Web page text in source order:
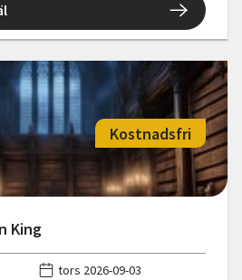
King
Kostnadsfri
tors 2026-09-03